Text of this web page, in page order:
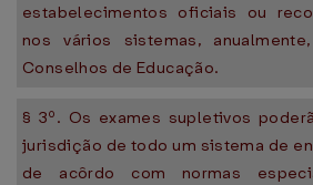
estabelecimentos oficiais ou
nos vários sistemas,
Conselhos de Educação.
§ 3º. Os exames supletivos
jurisdição de todo um sistema de
de acôrdo com normas